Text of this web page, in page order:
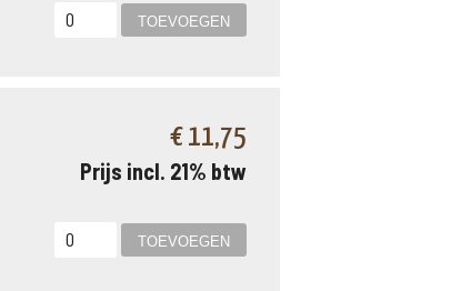
€ 11,75
Prijs incl. 21% btw